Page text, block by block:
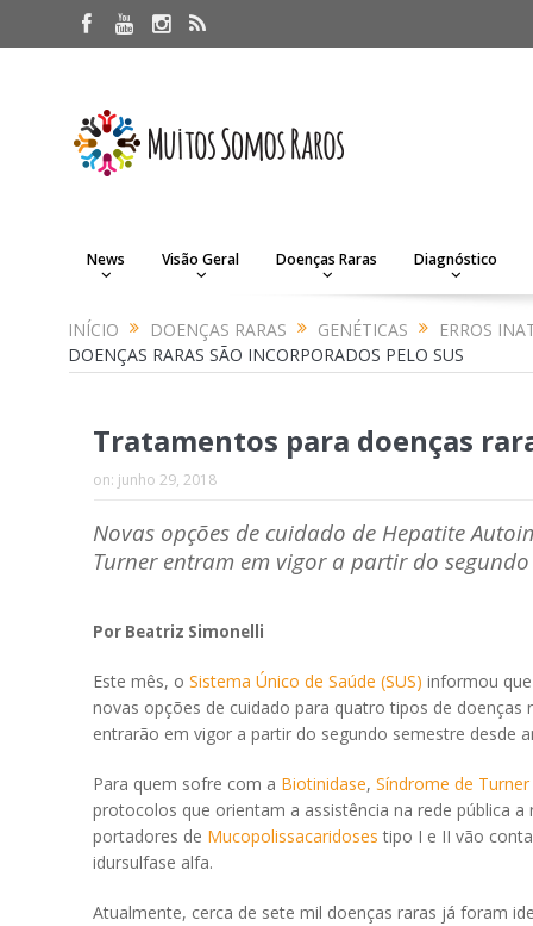
News Visão Geral Doenças Raras Diagnóstico
INÍCIO DOENÇAS RARAS GENÉTICAS
ERROS
DOENÇAS RARAS SÃO INCORPORADOS PELO SUS
Tratamentos para doenças
on: junho 29, 2018
Novas opções de cuidado de Hepatite
Turner entram em vigor a partir do
Por Beatriz Simonelli
Este mês, oSistema Único de Saúde (SUS) informou
novas opções de cuidado para quatro tipos de
entrarão em vigor a partir do segundo semestre desde
Para quem sofre com a Biotinidase,Síndrome de Turner
protocolos que orientam a assistência na rede pública
portadores de Mucopolissacaridoses tipo I e II vão
idursulfase alfa.
Atualmente, cerca de sete mil doenças raras já foram